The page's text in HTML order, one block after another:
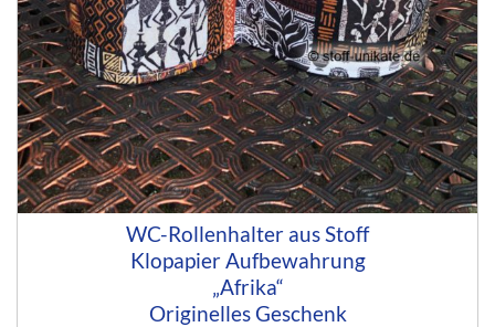
WC-Rollenhalter aus Stoff
Klopapier Aufbewahrung
„Afrika“
Originelles Geschenk